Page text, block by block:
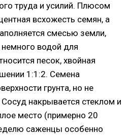
труда и усилий. Плюсом
всхожесть семян, а
смесью земли,
немного водой для
песок, хвойная
1:1:2. Семена
грунта, но не
накрывается стеклом и
место (примерно 20
саженцы особенно